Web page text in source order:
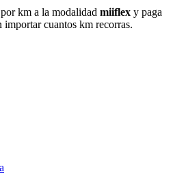
km a la modalidad miiflex y paga
cuantos km recorras.